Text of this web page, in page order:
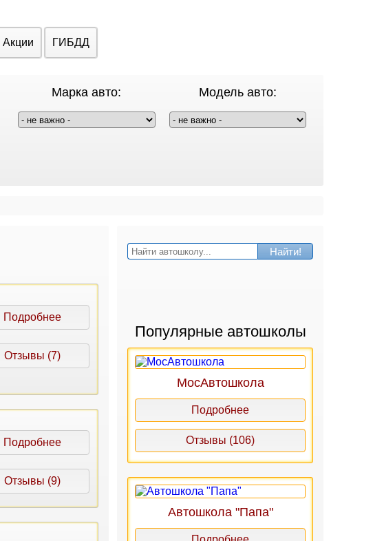
Акции ГИБДД
Марка авто: Модель авто:
Подробнее
Отзывы (7)
Подробнее
Отзывы (9)
Найти!
Популярные автошколы
МосАвтошкола
Подробнее
Отзывы (106)
Автошкола "Папа"